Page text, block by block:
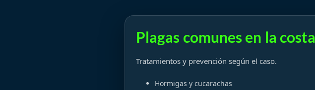
Plagas comunes en la costa
Tratamientos y prevención según el caso.
Hormigas y cucarachas